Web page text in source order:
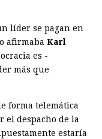
­líder se pagan en
afirmaba Karl
es
más que
forma telemática
el despacho de la
estaría